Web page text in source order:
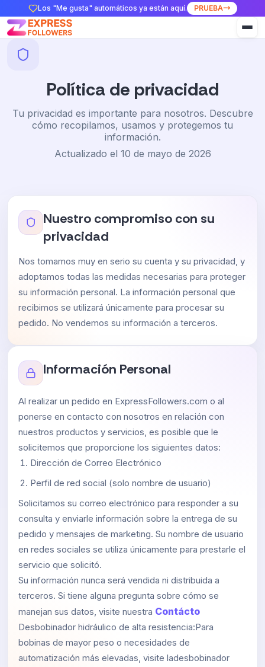
Los "Me gusta" automáticos ya están aquí. PRUEBA
Política de privacidad
Tu privacidad es importante para nosotros. Descubre
cómo recopilamos, usamos y protegemos tu
información.
Actualizado el 10 de mayo de 2026
Nuestro compromiso con su
privacidad
Nos tomamos muy en serio su cuenta y su privacidad, y
adoptamos todas las medidas necesarias para proteger
su información personal. La información personal que
recibimos se utilizará únicamente para procesar su
pedido. No vendemos su información a terceros.
Información Personal
Al realizar un pedido en ExpressFollowers.com o al
ponerse en contacto con nosotros en relación con
nuestros productos y servicios, es posible que le
solicitemos que proporcione los siguientes datos:
Dirección de Correo Electrónico
Perfil de red social (solo nombre de usuario)
Solicitamos su correo electrónico para responder a su
consulta y enviarle información sobre la entrega de su
pedido y mensajes de marketing. Su nombre de usuario
en redes sociales se utiliza únicamente para prestarle el
servicio que solicitó.
Su información nunca será vendida ni distribuida a
terceros. Si tiene alguna pregunta sobre cómo se
manejan sus datos, visite nuestra Contácto
Desbobinador hidráulico de alta resistencia:Para
bobinas de mayor peso o necesidades de
automatización más elevadas, visite ladesbobinador